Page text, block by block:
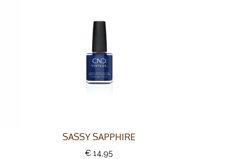
SASSY SAPPHIRE
€ 14,95